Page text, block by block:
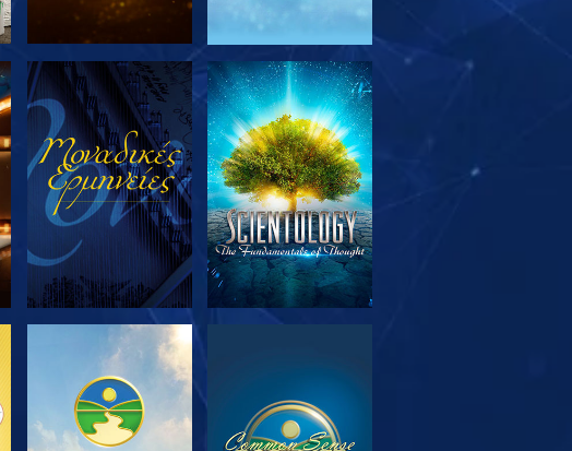
ΕΞΕΡΕΥΝΗΣΤΕ ΤΗ
ΣΕΙΡΑ
ΠΑΡΑΚΟΛΟΥΘΗΣΤΕ
ΕΞΕΡΕΥΝΗΣΤΕ ΤΗ
ΣΕΙΡΑ